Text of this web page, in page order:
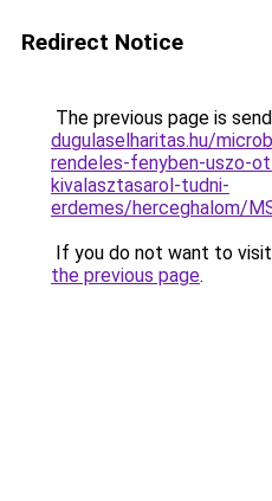
Redirect Notice
The previous page is
dugulaselharitas.hu/
rendeles-fenyben-uszo-
kivalasztasarol-tudni-
erdemes/herceghalom/
If you do not want to
the previous page.